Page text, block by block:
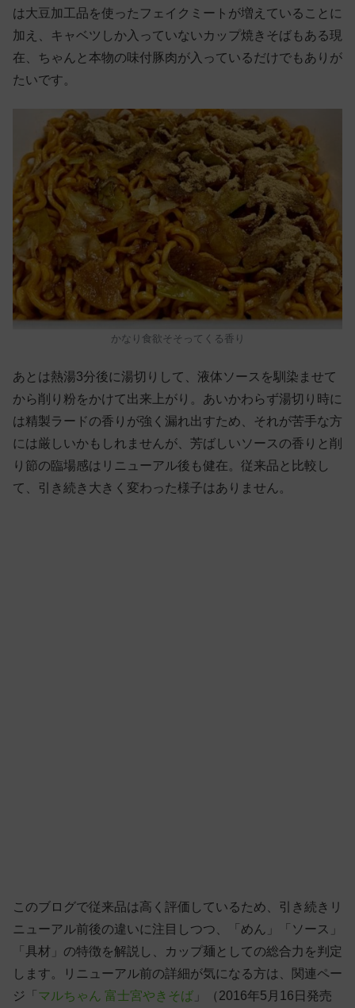
は大豆加工品を使ったフェイクミートが増えていることに
加え、キャベツしか入っていないカップ焼きそばもある現
在、ちゃんと本物の味付豚肉が入っているだけでもありが
たいです。
かなり食欲そそってくる香り
あとは熱湯3分後に湯切りして、液体ソースを馴染ませて
から削り粉をかけて出来上がり。あいかわらず湯切り時に
は精製ラードの香りが強く漏れ出すため、それが苦手な方
には厳しいかもしれませんが、芳ばしいソースの香りと削
り節の臨場感はリニューアル後も健在。従来品と比較し
て、引き続き大きく変わった様子はありません。
このブログで従来品は高く評価しているため、引き続きリ
ニューアル前後の違いに注目しつつ、「めん」「ソース」
「具材」の特徴を解説し、カップ麺としての総合力を判定
します。リニューアル前の詳細が気になる方は、関連ペー
ジ「 マルちゃん 富士宮やきそば 」（2016年5月16日発売